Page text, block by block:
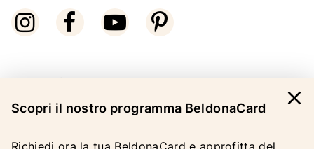
Modalità di pagamento
Scopri il nostro programma BeldonaCard
Richiedi ora la tua BeldonaCard e approfitta del
close